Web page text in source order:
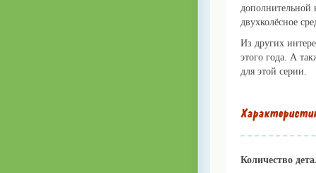
дополнительной
двухколёсное
Из других
этого года. А
для этой серии.
Количество